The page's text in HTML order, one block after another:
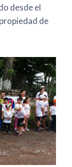
desde el
de